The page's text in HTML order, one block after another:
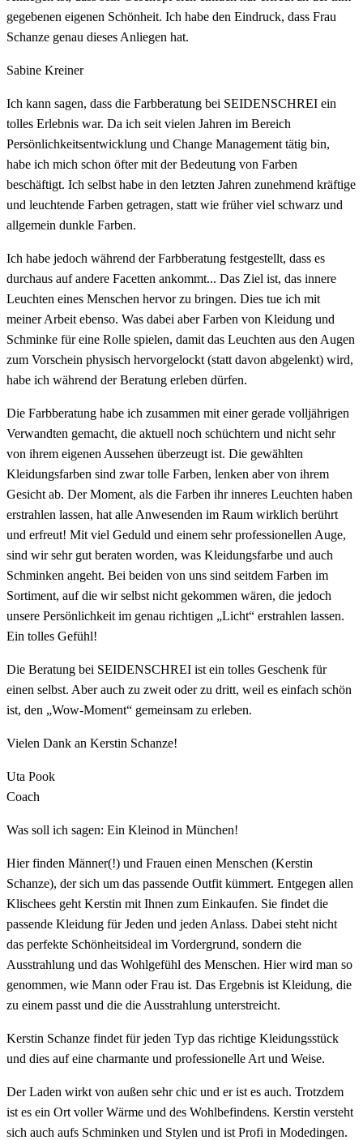
gegebenen eigenen Schönheit. Ich habe den Eindruck, dass Frau
Schanze genau dieses Anliegen hat.
Sabine Kreiner
Ich kann sagen, dass die Farbberatung bei SEIDENSCHREI ein
tolles Erlebnis war. Da ich seit vielen Jahren im Bereich
Persönlichkeitsentwicklung und Change Management tätig bin,
habe ich mich schon öfter mit der Bedeutung von Farben
beschäftigt. Ich selbst habe in den letzten Jahren zunehmend kräftige
und leuchtende Farben getragen, statt wie früher viel schwarz und
allgemein dunkle Farben.
Ich habe jedoch während der Farbberatung festgestellt, dass es
durchaus auf andere Facetten ankommt... Das Ziel ist, das innere
Leuchten eines Menschen hervor zu bringen. Dies tue ich mit
meiner Arbeit ebenso. Was dabei aber Farben von Kleidung und
Schminke für eine Rolle spielen, damit das Leuchten aus den Augen
zum Vorschein physisch hervorgelockt (statt davon abgelenkt) wird,
habe ich während der Beratung erleben dürfen.
Die Farbberatung habe ich zusammen mit einer gerade volljährigen
Verwandten gemacht, die aktuell noch schüchtern und nicht sehr
von ihrem eigenen Aussehen überzeugt ist. Die gewählten
Kleidungsfarben sind zwar tolle Farben, lenken aber von ihrem
Gesicht ab. Der Moment, als die Farben ihr inneres Leuchten haben
erstrahlen lassen, hat alle Anwesenden im Raum wirklich berührt
und erfreut! Mit viel Geduld und einem sehr professionellen Auge,
sind wir sehr gut beraten worden, was Kleidungsfarbe und auch
Schminken angeht. Bei beiden von uns sind seitdem Farben im
Sortiment, auf die wir selbst nicht gekommen wären, die jedoch
unsere Persönlichkeit im genau richtigen „Licht“ erstrahlen lassen.
Ein tolles Gefühl!
Die Beratung bei SEIDENSCHREI ist ein tolles Geschenk für
einen selbst. Aber auch zu zweit oder zu dritt, weil es einfach schön
ist, den „Wow-Moment“ gemeinsam zu erleben.
Vielen Dank an Kerstin Schanze!
Uta Pook
Coach
Was soll ich sagen: Ein Kleinod in München!
Hier finden Männer(!) und Frauen einen Menschen (Kerstin
Schanze), der sich um das passende Outfit kümmert. Entgegen allen
Klischees geht Kerstin mit Ihnen zum Einkaufen. Sie findet die
passende Kleidung für Jeden und jeden Anlass. Dabei steht nicht
das perfekte Schönheitsideal im Vordergrund, sondern die
Ausstrahlung und das Wohlgefühl des Menschen. Hier wird man so
genommen, wie Mann oder Frau ist. Das Ergebnis ist Kleidung, die
zu einem passt und die die Ausstrahlung unterstreicht.
Kerstin Schanze findet für jeden Typ das richtige Kleidungsstück
und dies auf eine charmante und professionelle Art und Weise.
Der Laden wirkt von außen sehr chic und er ist es auch. Trotzdem
ist es ein Ort voller Wärme und des Wohlbefindens. Kerstin versteht
sich auch aufs Schminken und Stylen und ist Profi in Modedingen.